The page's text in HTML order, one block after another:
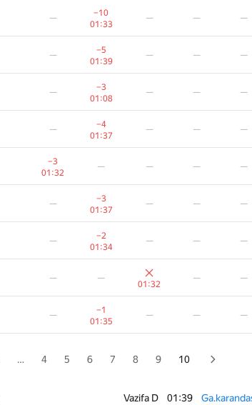
—
−10
01:33
— — —
—
−5
01:39
— — —
—
−3
01:08
— — —
—
−4
01:37
— — —
−3
01:32
— — — —
—
−3
01:37
— — —
—
−2
01:34
— — —
— —
01:32
— —
—
−1
01:35
— — —
−8
01:34
00:57
—
−1
00:32
−4
00:56
00:34 01:09
−7
01:05
−8
01:38
00:50
01:35
—
−1
00:38
… 4 5 6 7 8 9 10
Vazifa D 01:39